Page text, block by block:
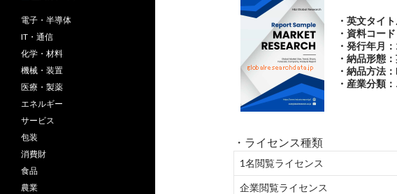
・英文タイ
・資料コー
・発行年月
・納品形態
・納品方法
・産業分類
・ライセンス種類
1名閲覧ライセンス
企業閲覧ライセンス
電子・半導体
IT・通信
化学・材料
機械・装置
医療・製薬
エネルギー
サービス
包装
消費財
食品
農業